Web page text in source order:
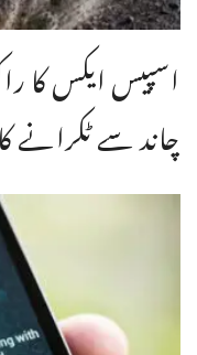
اسپیس ایکس کا
چاند سے ٹکرانے